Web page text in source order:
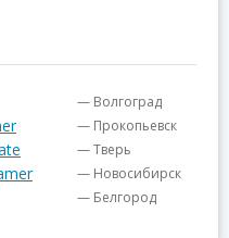
— Волгоград
— Прокопьевск
— Тверь
— Новосибирск
— Белгород